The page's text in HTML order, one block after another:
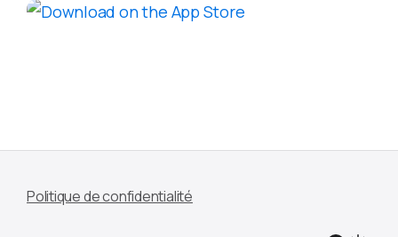
Politique de confidentialité